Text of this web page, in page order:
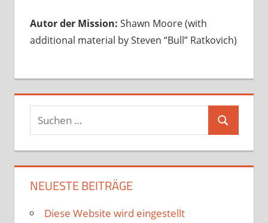
Autor der Mission: Shawn Moore (with
additional material by Steven “Bull” Ratkovich)
Suchen
nach:
Suchen
NEUESTE BEITRÄGE
Diese Website wird eingestellt